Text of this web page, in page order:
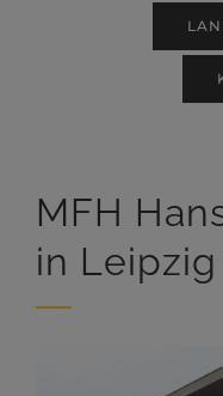
MFH
in Leipzig